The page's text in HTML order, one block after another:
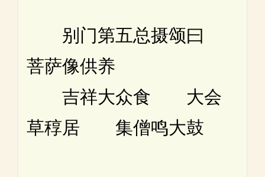
别门第五总摄颂曰
菩萨像供养
吉祥大众食 大会
草稕居 集僧鸣大鼓